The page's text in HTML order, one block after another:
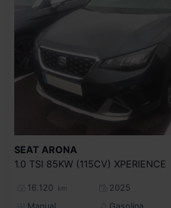
SEAT ARONA
1.0 TSI 85KW (115CV) XPERIENCE
16.120 km
2025
Manual
Gasolina